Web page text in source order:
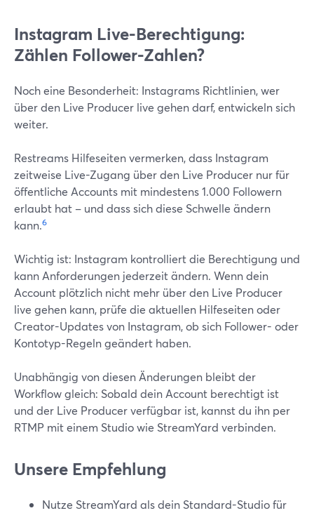
Instagram Live-Berechtigung:
Zählen Follower-Zahlen?
Noch eine Besonderheit: Instagrams Richtlinien, wer
über den Live Producer live gehen darf, entwickeln sich
weiter.
Restreams Hilfeseiten vermerken, dass Instagram
zeitweise Live-Zugang über den Live Producer nur für
öffentliche Accounts mit mindestens 1.000 Followern
erlaubt hat – und dass sich diese Schwelle ändern
kann.6
Wichtig ist: Instagram kontrolliert die Berechtigung und
kann Anforderungen jederzeit ändern. Wenn dein
Account plötzlich nicht mehr über den Live Producer
live gehen kann, prüfe die aktuellen Hilfeseiten oder
Creator-Updates von Instagram, ob sich Follower- oder
Kontotyp-Regeln geändert haben.
Unabhängig von diesen Änderungen bleibt der
Workflow gleich: Sobald dein Account berechtigt ist
und der Live Producer verfügbar ist, kannst du ihn per
RTMP mit einem Studio wie StreamYard verbinden.
Unsere Empfehlung
Nutze StreamYard als dein Standard-Studio für